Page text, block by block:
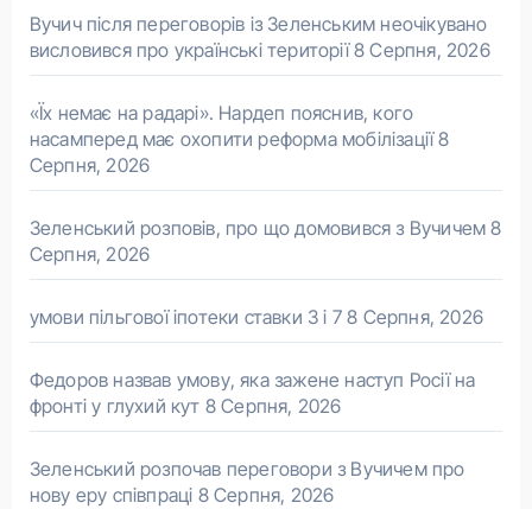
Вучич після переговорів із Зеленським неочікувано
висловився про українські території 8 Серпня, 2026
«Їх немає на радарі». Нардеп пояснив, кого
насамперед має охопити реформа мобілізації 8
Серпня, 2026
Зеленський розповів, про що домовився з Вучичем 8
Серпня, 2026
умови пільгової іпотеки ставки 3 і 7 8 Серпня, 2026
Федоров назвав умову, яка зажене наступ Росії на
фронті у глухий кут 8 Серпня, 2026
Зеленський розпочав переговори з Вучичем про
нову еру співпраці 8 Серпня, 2026